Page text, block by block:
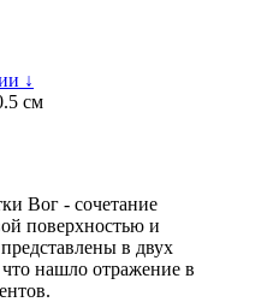
↓
см
Вог - сочетание
поверхностью и
в двух
нашло отражение в